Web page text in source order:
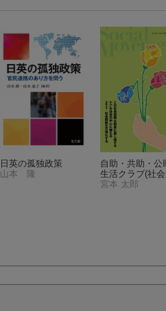
日英の孤独政策
山本 隆
自助・共助・公
生活クラブ(社会
No.442)
宮本 太郎